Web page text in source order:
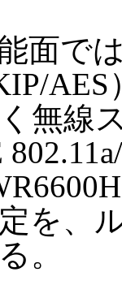
面では
く無線
を、
。